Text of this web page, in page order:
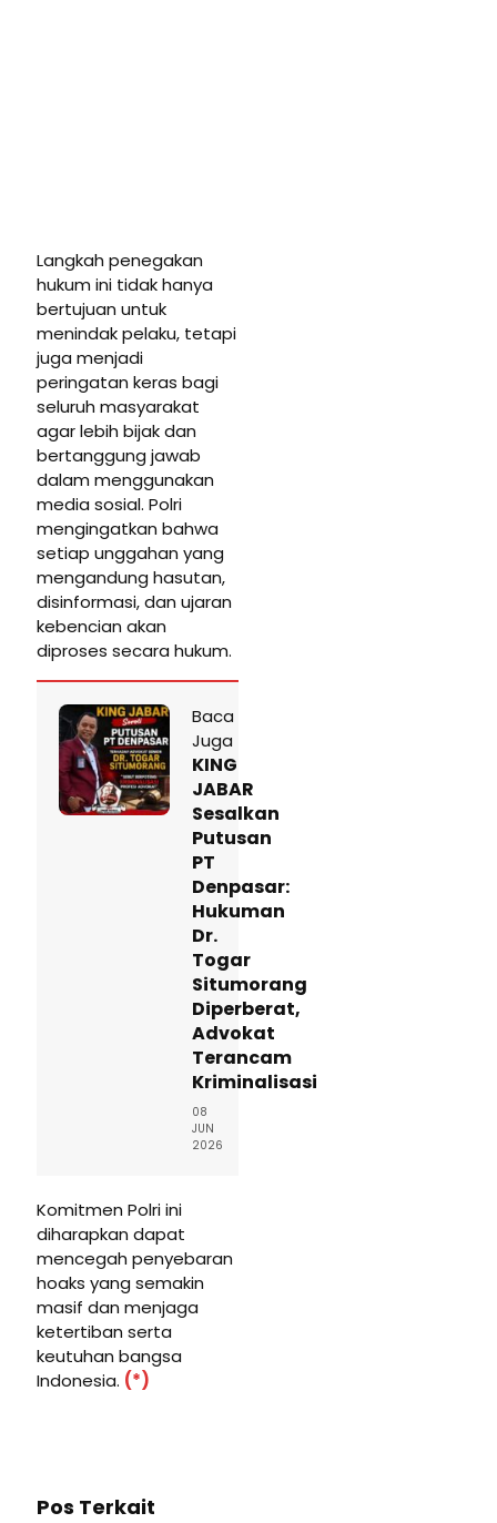
Langkah penegakan
hukum ini tidak hanya
bertujuan untuk
menindak pelaku, tetapi
juga menjadi
peringatan keras bagi
seluruh masyarakat
agar lebih bijak dan
bertanggung jawab
dalam menggunakan
media sosial. Polri
mengingatkan bahwa
setiap unggahan yang
mengandung hasutan,
disinformasi, dan ujaran
kebencian akan
diproses secara hukum.
Baca
Juga
KING
JABAR
Sesalkan
Putusan
PT
Denpasar:
Hukuman
Dr.
Togar
Situmorang
Diperberat,
Advokat
Terancam
Kriminalisasi
08
JUN
2026
Komitmen Polri ini
diharapkan dapat
mencegah penyebaran
hoaks yang semakin
masif dan menjaga
ketertiban serta
keutuhan bangsa
Indonesia. (*)
Pos Terkait